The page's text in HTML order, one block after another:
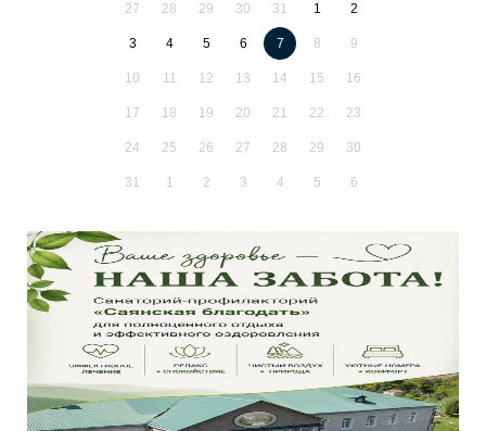
27 28 29 30 31 1 2
3 4 5 6 7 8 9
10 11 12 13 14 15 16
17 18 19 20 21 22 23
24 25 26 27 28 29 30
31 1 2 3 4 5 6